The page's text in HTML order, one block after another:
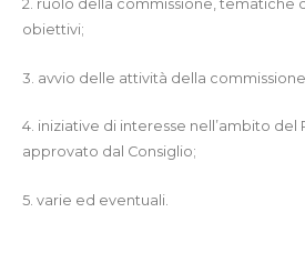
2. ruolo della commissione, tematiche
obiettivi;
3. avvio delle attività della
4. iniziative di interesse nell’ambito del
approvato dal Consiglio;
5. varie ed eventuali.